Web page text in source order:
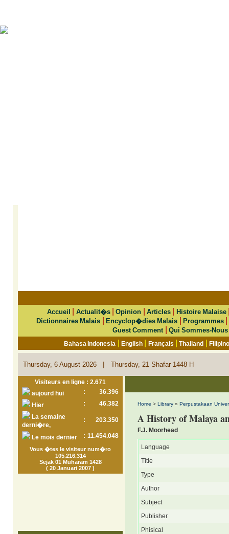
Accueil Actualit�s|Opinion Articles| Histoire Malaise
Dictionnaires Malais |Encyclop�dies Malais |Programmes
Guest Comment Qui Sommes-Nous
Bahasa Indonesia |English Français |Thailand |
Thursday, 6 August 2026 | Thursday, 21 Shafar 1448 H
Visiteurs en ligne : 2.671
aujourd hui
:
36.396
Hier
:
46.382
La semaine
derni�re,
: 203.350
Le mois dernier : 11.454.048
Vous �tes le visiteur num�ro
105.216.314
Sejak 01 Muharam 1428
( 20 Januari 2007 )
Home > Library » Perpustakaan
A History of Malaya
F.J. Moorhead
Language
Title
Type
Author
Subject
Publisher
Phisical